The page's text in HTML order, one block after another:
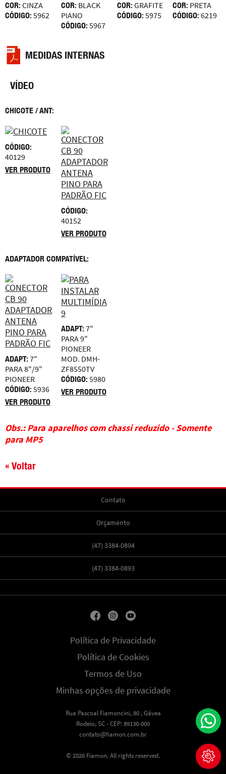
COR: CINZA
CÓDIGO: 5962
COR: BLACK
PIANO
CÓDIGO: 5967
COR: GRAFITE
CÓDIGO: 5975
COR: PRETA
CÓDIGO: 6219
MEDIDAS INTERNAS
VÍDEO
CHICOTE / ANT:
CÓDIGO:
40129
VER PRODUTO
CÓDIGO:
40152
VER PRODUTO
ADAPTADOR COMPATÍVEL:
ADAPT: 7"
PARA 8"/9"
PIONEER
CÓDIGO: 5936
VER PRODUTO
ADAPT: 7"
PARA 9"
PIONEER
MOD. DMH-
ZF8550TV
CÓDIGO: 5980
VER PRODUTO
Obs.: Para aparelhos com chassi reduzido - Somente
para MP5
« Voltar
Contato
Orçamento
(47) 3384-0894
(47) 3384-0893
Política de Privacidade
Política de Cookies
Termos de Uso
Minhas opções de privacidade
Rua Pascoal Fiamoncini, 80 , Gávea
Rodeio, SC - CEP: 89136-000
contato@fiamon.com.br
© 2026 Fiamon. All rights reserved.